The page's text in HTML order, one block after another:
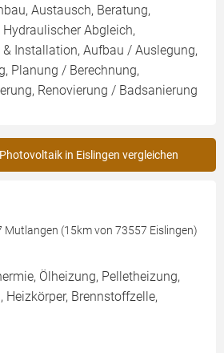
Austausch, Beratung,
Hydraulischer Abgleich,
Installation, Aufbau / Auslegung,
Planung / Berechnung,
Renovierung / Badsanierung
in Eislingen vergleichen
Mutlangen (15km von 73557 Eislingen)
Ölheizung, Pelletheizung,
Heizkörper, Brennstoffzelle,